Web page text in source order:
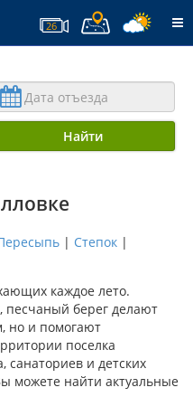
26
Найти
| Степок |
каждое лето.
песчаный берег делают
но и помогают
поселка
санаториев и детских
можете найти актуальные